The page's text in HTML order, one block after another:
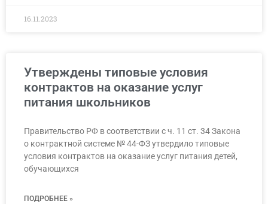
16.11.2023
Утверждены типовые условия
контрактов на оказание услуг
питания школьников
Правительство РФ в соответствии с ч. 11 ст. 34 Закона
о контрактной системе № 44-ФЗ утвердило типовые
условия контрактов на оказание услуг питания детей,
обучающихся
ПОДРОБНЕЕ »